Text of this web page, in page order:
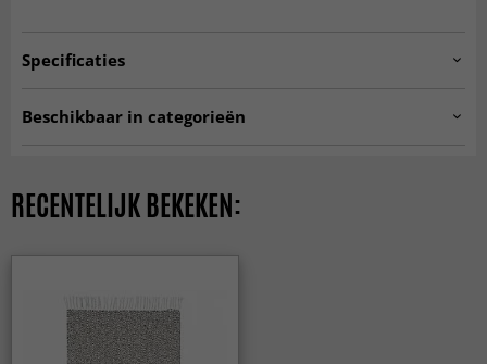
Specificaties
Beschikbaar in categorieën
Keuken vloerkleden
Vloerkleed rechthoekig
Vloerkleden 80 x 250 cm
RECENTELIJK BEKEKEN: